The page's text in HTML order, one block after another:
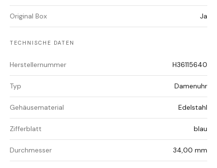
Original Box Ja
TECHNISCHE DATEN
Herstellernummer H36115640
Typ Damenuhr
Gehäusematerial Edelstahl
Zifferblatt blau
Durchmesser 34,00 mm